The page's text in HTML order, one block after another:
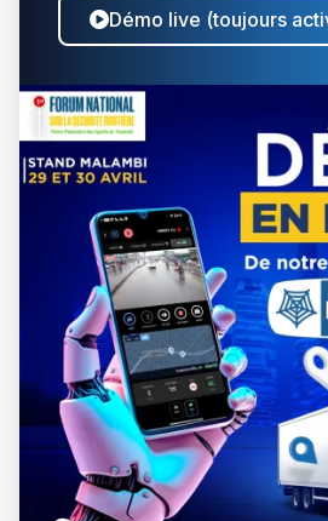
Démo live (toujours